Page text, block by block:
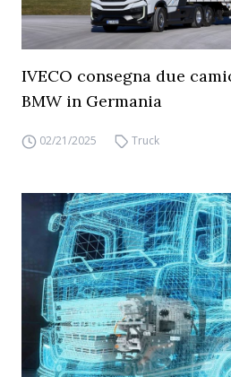
IVECO consegna due
BMW in Germania
02/21/2025 Truck